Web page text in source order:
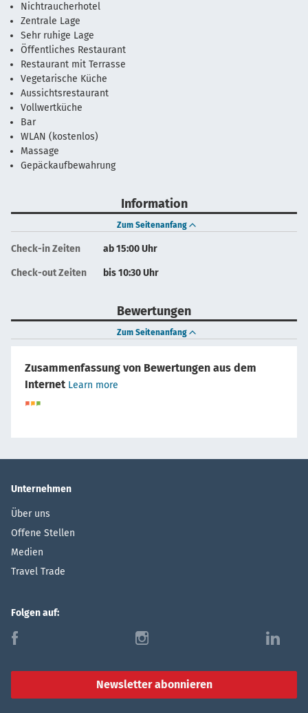
Nichtraucherhotel
Zentrale Lage
Sehr ruhige Lage
Öffentliches Restaurant
Restaurant mit Terrasse
Vegetarische Küche
Aussichtsrestaurant
Vollwertküche
Bar
WLAN (kostenlos)
Massage
Gepäckaufbewahrung
Information
Zum Seitenanfang
Check-in Zeiten ab 15:00 Uhr
Check-out Zeiten bis 10:30 Uhr
Bewertungen
Zum Seitenanfang
Zusammenfassung von Bewertungen aus dem
Internet Learn more
Unternehmen
Über uns
Offene Stellen
Medien
Travel Trade
Folgen auf:
f i l
Newsletter abonnieren